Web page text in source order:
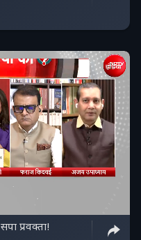
प्रवक्ता!